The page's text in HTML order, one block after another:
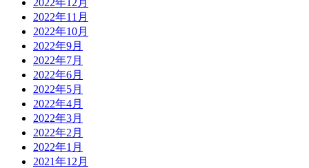
2022年11月
2022年10月
2022年9月
2022年7月
2022年6月
2022年5月
2022年4月
2022年3月
2022年2月
2022年1月
2021年12月